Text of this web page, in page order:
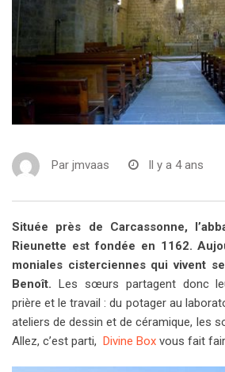
Par jmvaas Il y a 4 ans
Située près de Carcassonne,
Rieunette est fondée en 1162.
moniales cisterciennes qui vivent
Benoît. Les sœurs partagent donc
prière et le travail : du potager au
ateliers de dessin et de céramique, les
Allez, c’est parti, Divine Box vous fait